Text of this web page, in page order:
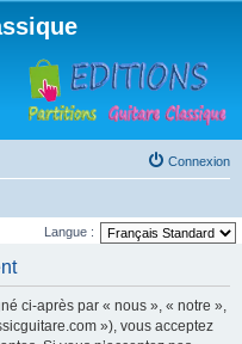
Connexion
Langue :
ci-après par « nous », « notre »,
»), vous acceptez